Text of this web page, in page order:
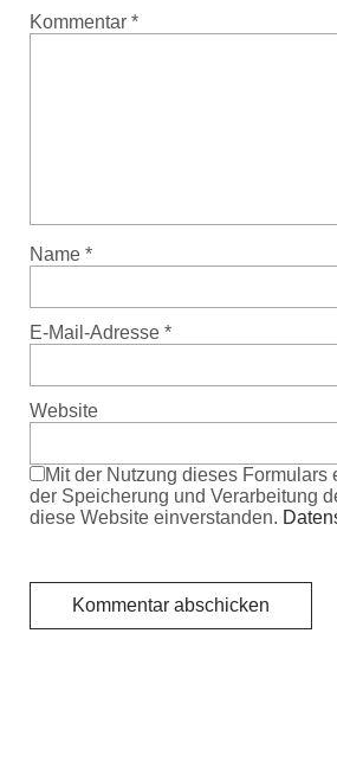
Kommentar *
Name *
E-Mail-Adresse *
Website
Mit der Nutzung dieses Formulars
der Speicherung und Verarbeitung
diese Website einverstanden.